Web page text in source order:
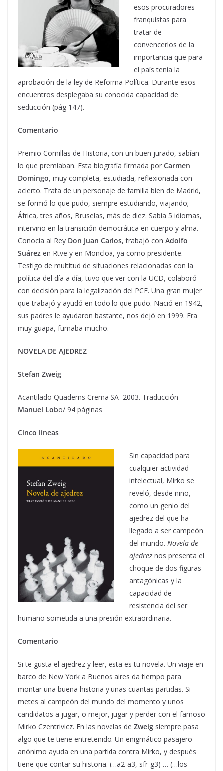
esos procuradores
franquistas para
tratar de
convencerlos de la
importancia que para
el país tenía la
aprobación de la ley de Reforma Política. Durante esos
encuentros desplegaba su conocida capacidad de
seducción (pág 147).
Comentario
Premio Comillas de Historia, con un buen jurado, sabían
lo que premiaban. Esta biografía firmada por Carmen
Domingo, muy completa, estudiada, reflexionada con
acierto. Trata de un personaje de familia bien de Madrid,
se formó lo que pudo, siempre estudiando, viajando;
África, tres años, Bruselas, más de diez. Sabía 5 idiomas,
intervino en la transición democrática en cuerpo y alma.
Conocía al Rey Don Juan Carlos, trabajó con Adolfo
Suárez en Rtve y en Moncloa, ya como presidente.
Testigo de multitud de situaciones relacionadas con la
política del día a día, tuvo que ver con la UCD, colaboró
con decisión para la legalización del PCE. Una gran mujer
que trabajó y ayudó en todo lo que pudo. Nació en 1942,
sus padres le ayudaron bastante, nos dejó en 1999. Era
muy guapa, fumaba mucho.
NOVELA DE AJEDREZ
Stefan Zweig
Acantilado Quaderns Crema SA 2003. Traducción
Manuel Lobo/ 94 páginas
Cinco líneas
Sin capacidad para
cualquier actividad
intelectual, Mirko se
reveló, desde niño,
como un genio del
ajedrez del que ha
llegado a ser campeón
del mundo. Novela de
ajedrez nos presenta el
choque de dos figuras
antagónicas y la
capacidad de
resistencia del ser
humano sometida a una presión extraordinaria.
Comentario
Si te gusta el ajedrez y leer, esta es tu novela. Un viaje en
barco de New York a Buenos aires da tiempo para
montar una buena historia y unas cuantas partidas. Si
metes al campeón del mundo del momento y unos
candidatos a jugar, o mejor, jugar y perder con el famoso
Mirko Czentrivicz. En las novelas de Zweig siempre pasa
algo que te tiene entretenido. Un enigmático pasajero
anónimo ayuda en una partida contra Mirko, y después
tiene que contar su historia. (…a2-a3, sfr-g3) … (…los